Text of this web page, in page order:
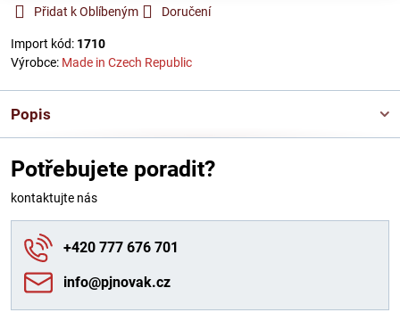
Přidat k Oblíbeným Doručení
Import kód: 1710
Výrobce: Made in Czech Republic
Popis
Potřebujete poradit?
kontaktujte nás
+420 777 676 701
info​@pjnovak​.cz